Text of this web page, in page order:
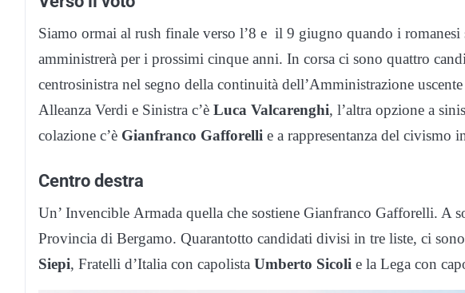
Siamo ormai al rush finale verso l’8 e il 9 giugno quando i romanesi
amministrerà per i prossimi cinque anni. In corsa ci sono quattro
centrosinistra nel segno della continuità dell’Amministrazione
Alleanza Verdi e Sinistra c’è Luca Valcarenghi, l’altra opzione a
colazione c’è Gianfranco Gafforelli e a rappresentanza del civismo
Centro destra
Un’ Invencible Armada quella che sostiene Gianfranco Gafforelli. A
Provincia di Bergamo. Quarantotto candidati divisi in tre liste, ci
Siepi, Fratelli d’Italia con capolista Umberto Sicoli e la Lega con